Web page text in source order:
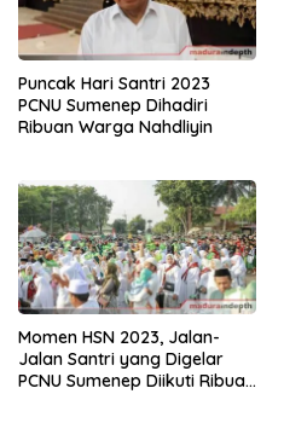
Puncak Hari Santri 2023
PCNU Sumenep Dihadiri
Ribuan Warga Nahdliyin
Momen HSN 2023, Jalan-
Jalan Santri yang Digelar
PCNU Sumenep Diikuti Ribuan